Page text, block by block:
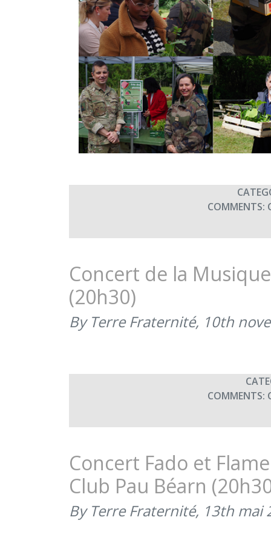
COMMENTS:
Concert de la
(20h30)
By Terre Fraternité, 10th
COMMENTS:
Concert Fado et
Club Pau Béarn
By Terre Fraternité, 13th mai